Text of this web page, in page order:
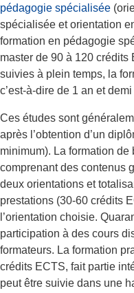
pédagogie spécialisée
spécialisée et orientation
formation en pédagogie
master de 90 à 120
suivies à plein temps, la
c’est-à-dire de 1 an et
Ces études sont
après l’obtention d’un
minimum). La formation
comprenant des contenus
deux orientations et
prestations (30-60 crédits
l’orientation choisie.
participation à des cours
formateurs. La formation
crédits ECTS, fait partie
peut être suivie dans une